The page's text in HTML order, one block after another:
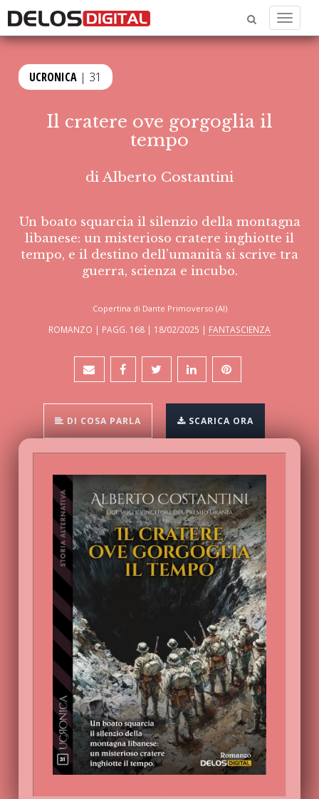
Menu
UCRONICA | 31
Il cratere ove gorgoglia il
tempo
di Alberto Costantini
Un boato squarcia il silenzio della montagna
libanese: un misterioso cratere inghiotte il
tempo, e il destino dell’umanità si scrive tra
guerra, scienza e incubo.
Copertina di Dante Primoverso (AI)
ROMANZO | PAGG. 168 | 18/02/2025 | FANTASCIENZA
DI COSA PARLA SCARICA ORA